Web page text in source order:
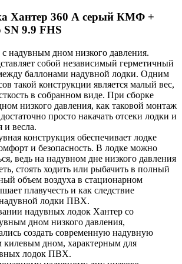
Хантер 360 А серый КМФ +
9.9 FHS
надувным дном низкого давления.
собой независимый герметичный
баллонами надувной лодки. Одним
такой конструкции является малый вес,
в собранном виде. При сборке
низкого давления, как таковой монтаж
просто накачать отсеки лодки и
и весла.
конструкция обеспечивает лодке
и безопасность. В лодке можно
ведь на надувном дне низкого давления
стоять ходить или рыбачить в полный
объем воздуха в стационарном
плавучесть и как следствие
надувной лодки ПВХ.
надувных лодок Хантер со
дном низкого давления,
создать современную надувную
килевым дном, характерным для
лодок ПВХ.